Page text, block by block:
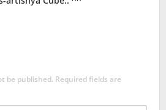
be published. Required fields are